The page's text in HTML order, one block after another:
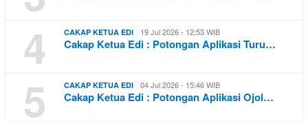
4 CAKAP KETUA EDI 19 Jul 2026 - 12:53 WIB
Cakap Ketua Edi : Potongan Aplikasi Turu…
5 CAKAP KETUA EDI 04 Jul 2026 - 15:46 WIB
Cakap Ketua Edi : Potongan Aplikasi Ojol…